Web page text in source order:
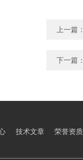
上一篇
下一篇
技术文章 荣誉资质